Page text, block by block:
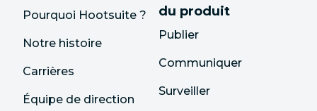
Pourquoi Hootsuite ?
Notre histoire
Carrières
Équipe de direction
du produit
Publier
Communiquer
Surveiller